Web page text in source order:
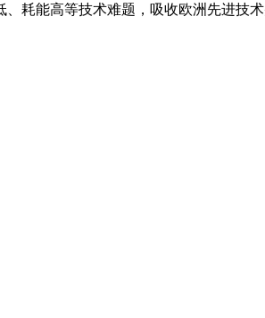
耗能高等技术难题，吸收欧洲先进